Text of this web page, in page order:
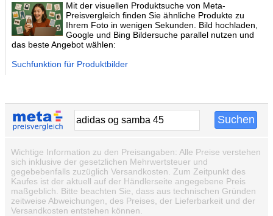
Mit der visuellen Produktsuche von Meta-
Preisvergleich finden Sie ähnliche Produkte zu
Ihrem Foto in wenigen Sekunden. Bild hochladen,
Google und Bing Bildersuche parallel nutzen und
das beste Angebot wählen:
Suchfunktion für Produktbilder
Wichtige Information zu den Preisangaben: Alle Preise verstehen
sich inklusive der gesetzlichen Mehrwertsteuer und
gegebebenfalls zuzüglich Versandkosten. Zum Zeitpunkt des
Kaufes ist der aktuell auf der Händlerseite angegebene Preis
maßgeblich. Bitte beachten Sie, dass aus technischen Gründen
zeitweise Abweichungen, des Preises, der Lieferbarkeit und der
Versandkosten entstehen können.